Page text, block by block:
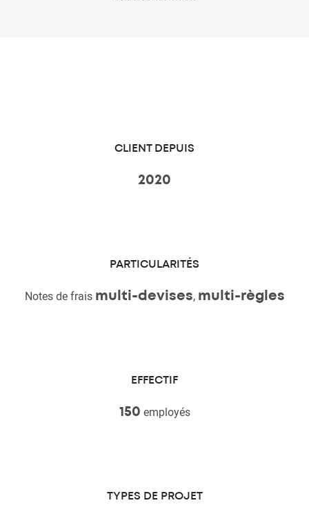
CLIENT DEPUIS
2020
PARTICULARITÉS
Notes de frais multi-devises, multi-règles
EFFECTIF
150 employés
TYPES DE PROJET